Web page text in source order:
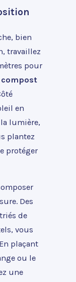
bien
travaillez
pour
compost
en
lumière,
plantez
protéger
Des
de
vous
plaçant
ou le
une